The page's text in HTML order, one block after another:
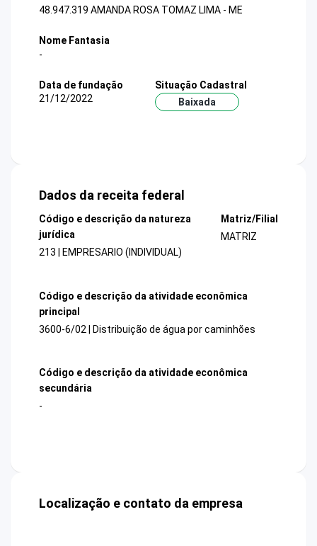
48.947.319 AMANDA ROSA TOMAZ LIMA - ME
Nome Fantasia
-
Data de fundação
21/12/2022
Situação Cadastral
Baixada
Dados da receita federal
Código e descrição da natureza
jurídica
213 | EMPRESARIO (INDIVIDUAL)
Matriz/Filial
MATRIZ
Código e descrição da atividade econômica
principal
3600-6/02 | Distribuição de água por caminhões
Código e descrição da atividade econômica
secundária
-
Localização e contato da empresa